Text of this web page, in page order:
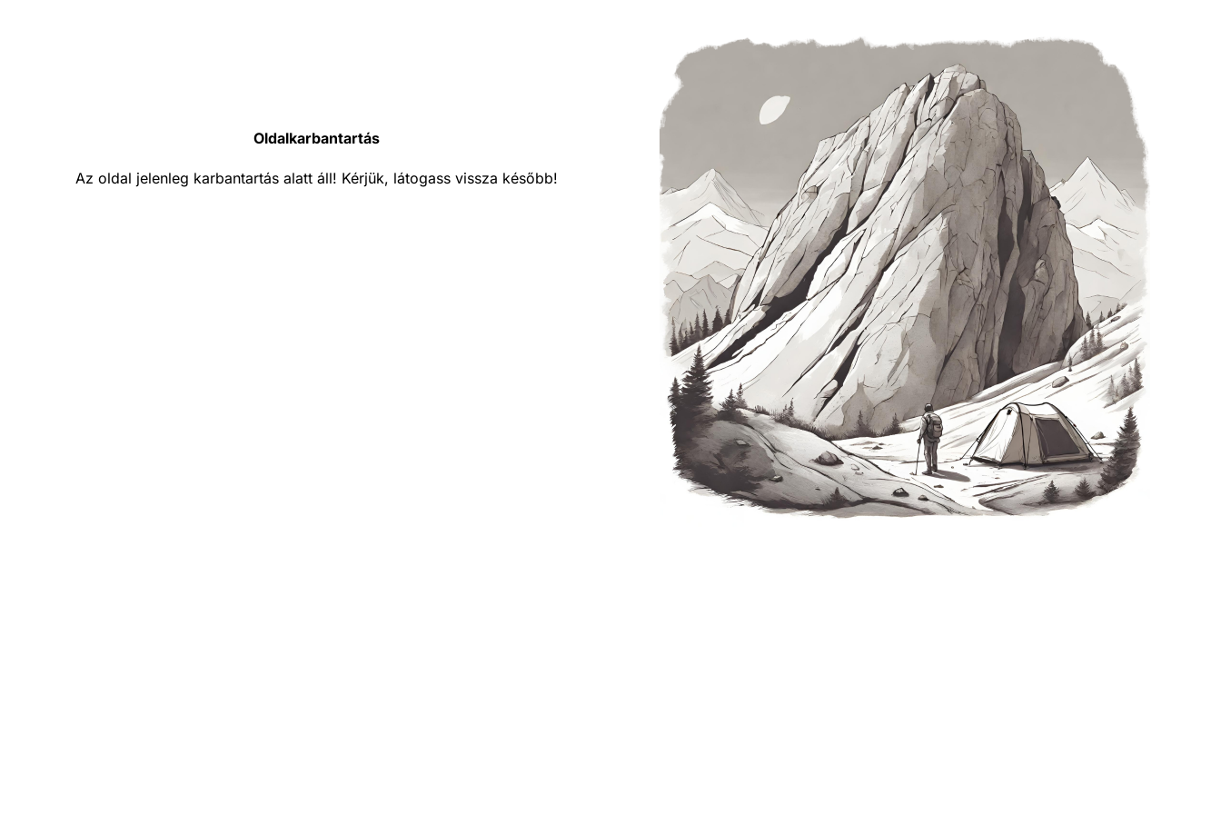
Oldalkarbantartás
Az oldal jelenleg karbantartás alatt áll! Kérjük, látogass vissza később!